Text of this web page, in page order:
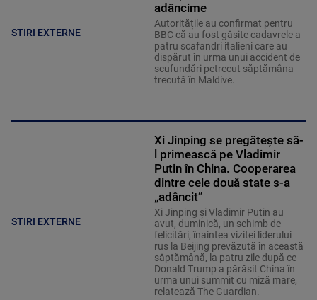
STIRI EXTERNE
adâncime
Autoritățile au confirmat pentru
BBC că au fost găsite cadavrele a
patru scafandri italieni care au
dispărut în urma unui accident de
scufundări petrecut săptămâna
trecută în Maldive.
STIRI EXTERNE
Xi Jinping se pregăteşte să-
l primească pe Vladimir
Putin în China. Cooperarea
dintre cele două state s-a
„adâncit”
Xi Jinping şi Vladimir Putin au
avut, duminică, un schimb de
felicitări, înaintea vizitei liderului
rus la Beijing prevăzută în această
săptămână, la patru zile după ce
Donald Trump a părăsit China în
urma unui summit cu miză mare,
relatează The Guardian.